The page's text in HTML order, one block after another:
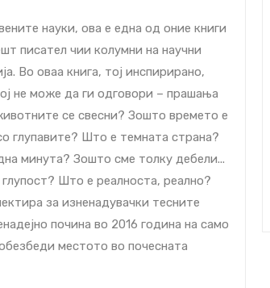
науки, ова е една од оние книги
писател чии колумни на научни
Во оваа книга, тој инспирирано,
не може да ги одговори – прашања
се свесни? Зошто времето е
глупавите? Што е темната страна?
минута? Зошто сме толку дебели...
Што е реалноста, реално?
за изненадувачки тесните
почина во 2016 година на само
местото во почесната